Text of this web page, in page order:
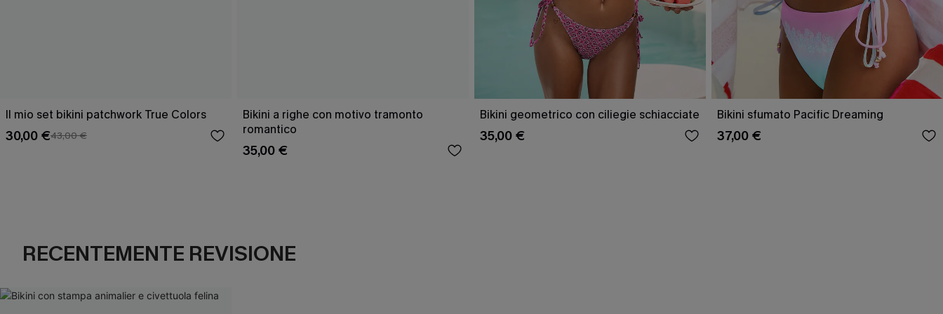
Il mio set bikini patchwork True Colors
30,00 €43,00 €
Bikini a righe con motivo tramonto
romantico
35,00 €
Bikini geometrico con ciliegie schiacciate
35,00 €
Bikini sfumato Pacific Dreaming
37,00 €
RECENTEMENTE REVISIONE